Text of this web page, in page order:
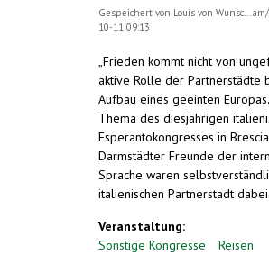
Gespeichert von Louis von Wunsc...am/
10-11 09:13
„Frieden kommt nicht von
aktive Rolle der Partnerstädte
Aufbau eines geeinten
Thema des diesjährigen
Esperantokongresses in
Darmstädter Freunde der
Sprache waren
italienischen Partnerstadt
Veranstaltung:
Sonstige Kongresse
Reisen